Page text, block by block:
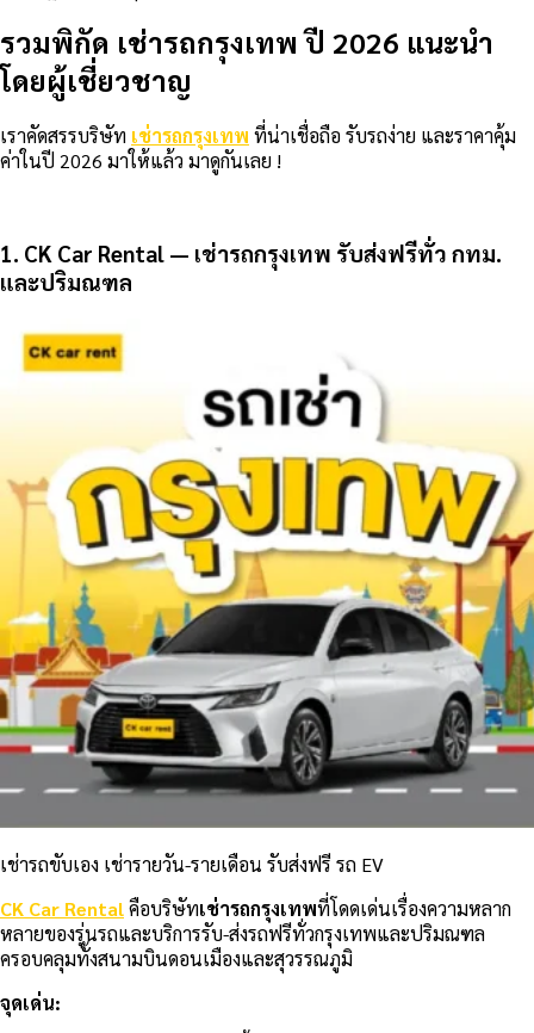
รวมพิกัด เช่ารถกรุงเทพ ปี 2026 แนะนำ
โดยผู้เชี่ยวชาญ
เราคัดสรรบริษัท เช่ารถกรุงเทพ ที่น่าเชื่อถือ รับรถง่าย และราคาคุ้ม
ค่าในปี 2026 มาให้แล้ว มาดูกันเลย !
1. CK Car Rental — เช่ารถกรุงเทพ รับส่งฟรีทั่ว กทม.
และปริมณฑล
เช่ารถขับเอง เช่ารายวัน-รายเดือน รับส่งฟรีรถ EV
CK Car Rentalคือบริษัทเช่ารถกรุงเทพที่โดดเด่นเรื่องความหลาก
หลายของรุ่นรถและบริการรับ-ส่งรถฟรีทั่วกรุงเทพและปริมณฑล
ครอบคลุมทั้งสนามบินดอนเมืองและสุวรรณภูมิ
จุดเด่น: